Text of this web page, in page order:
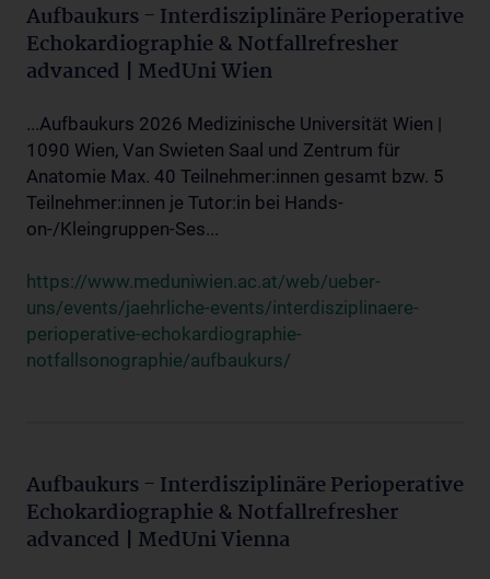
Aufbaukurs - Interdisziplinäre Perioperative
Echokardiographie & Notfallrefresher
advanced | MedUni Wien
...Aufbaukurs 2026 Medizinische Universität Wien |
1090 Wien, Van Swieten Saal und Zentrum für
Anatomie Max. 40 Teilnehmer:innen gesamt bzw. 5
Teilnehmer:innen je Tutor:in bei Hands-
on-/Kleingruppen-Ses...
https://www.meduniwien.ac.at/web/ueber-
uns/events/jaehrliche-events/interdisziplinaere-
perioperative-echokardiographie-
notfallsonographie/aufbaukurs/
Aufbaukurs - Interdisziplinäre Perioperative
Echokardiographie & Notfallrefresher
advanced | MedUni Vienna